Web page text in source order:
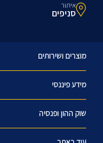
איתור
סניפים
מוצרים ושירותים
מידע פיננסי
שוק ההון ופנסיה